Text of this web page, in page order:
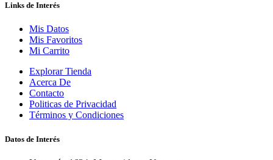
Links de Interés
Mis Datos
Mis Favoritos
Mi Carrito
Explorar Tienda
Acerca De
Contacto
Politicas de Privacidad
Términos y Condiciones
Datos de Interés